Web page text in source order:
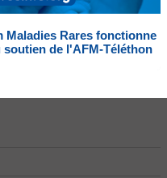
Maladies Rares fonctionne
soutien de l'AFM-Téléthon